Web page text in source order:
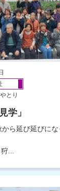
とり
学」
ら延び延びに
...